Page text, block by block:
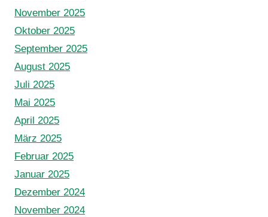
November 2025
Oktober 2025
September 2025
August 2025
Juli 2025
Mai 2025
April 2025
März 2025
Februar 2025
Januar 2025
Dezember 2024
November 2024